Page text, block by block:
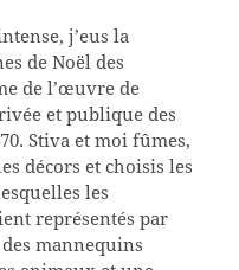
j’eus la
de Noël des
de l’œuvre de
et publique des
Stiva et moi fûmes,
décors et choisis les
les
représentés par
mannequins